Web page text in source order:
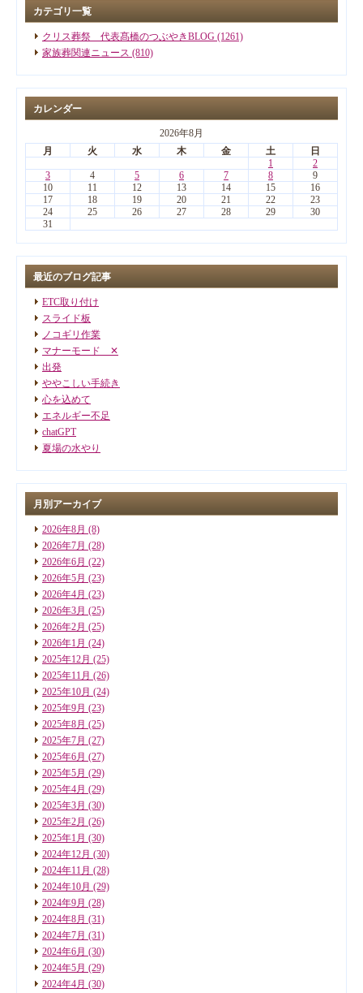
カテゴリ一覧
クリス葬祭 代表髙橋のつぶやきBLOG (1261)
家族葬関連ニュース (810)
カレンダー
2026年8月
月
火 水 木 金 土
日
1
2
3
4 5 6 7 8
9
10
11 12 13 14 15
16
17
18 19 20 21 22
23
24
25 26 27 28 29
30
31
最近のブログ記事
ETC取り付け
スライド板
ノコギリ作業
マナーモード ✕
出発
ややこしい手続き
心を込めて
エネルギー不足
chatGPT
夏場の水やり
月別アーカイブ
2026年8月 (8)
2026年7月 (28)
2026年6月 (22)
2026年5月 (23)
2026年4月 (23)
2026年3月 (25)
2026年2月 (25)
2026年1月 (24)
2025年12月 (25)
2025年11月 (26)
2025年10月 (24)
2025年9月 (23)
2025年8月 (25)
2025年7月 (27)
2025年6月 (27)
2025年5月 (29)
2025年4月 (29)
2025年3月 (30)
2025年2月 (26)
2025年1月 (30)
2024年12月 (30)
2024年11月 (28)
2024年10月 (29)
2024年9月 (28)
2024年8月 (31)
2024年7月 (31)
2024年6月 (30)
2024年5月 (29)
2024年4月 (30)